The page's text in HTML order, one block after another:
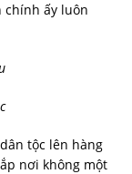
chính ấy luôn
tộc lên hàng
nơi không một